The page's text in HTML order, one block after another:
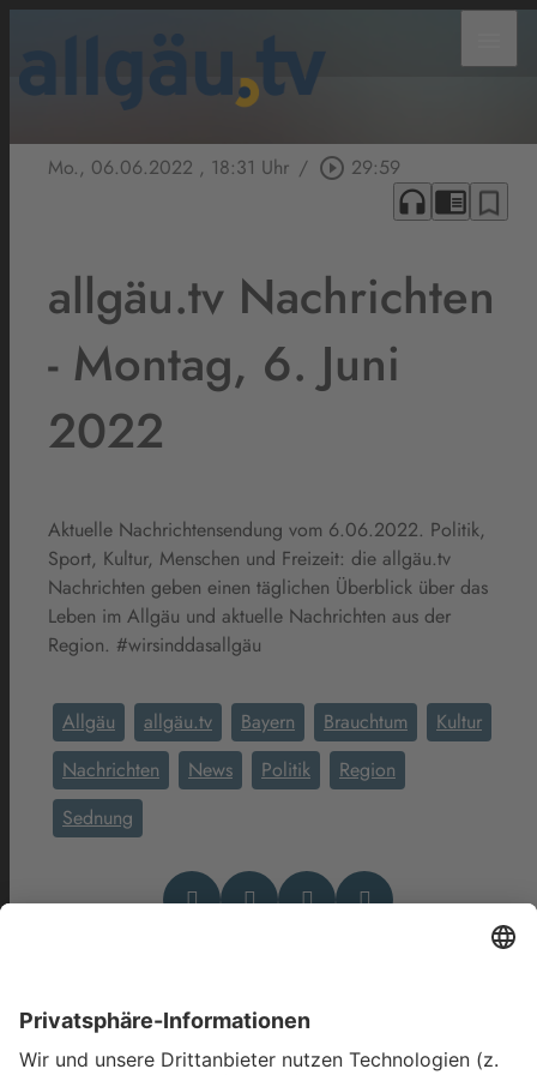
Mo., 06.06.2022 , 18:31 Uhr / play_circle_outline 29:59
headphones chrome_reader_mode bookmark_border
allgäu.tv Nachrichten
- Montag, 6. Juni
2022
Aktuelle Nachrichtensendung vom 6.06.2022. Politik,
Sport, Kultur, Menschen und Freizeit: die allgäu.tv
Nachrichten geben einen täglichen Überblick über das
Leben im Allgäu und aktuelle Nachrichten aus der
Region. #wirsinddasallgäu
Allgäu allgäu.tv Bayern Brauchtum
Kultur
Nachrichten
News Politik
Region
Sednung
Das könnte Dich auch